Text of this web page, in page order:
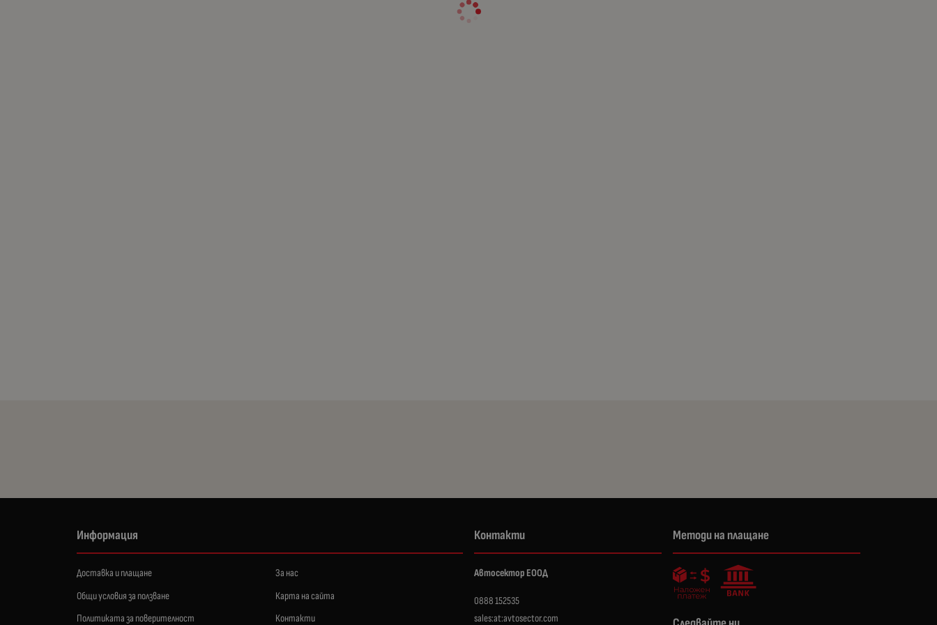
Информация
Доставка и плащане
Общи условия за ползване
Политиката за поверителност
За нас
Карта на сайта
Контакти
Контакти
Автосектор ЕООД
0888 152535
sales:at:avtosector.com
Методи на плащане